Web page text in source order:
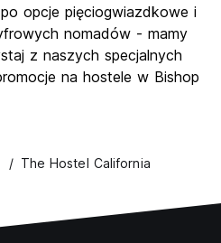
opcje pięciogwiazdkowe i
nomadów - mamy
z naszych specjalnych
na hostele w Bishop
The Hostel California